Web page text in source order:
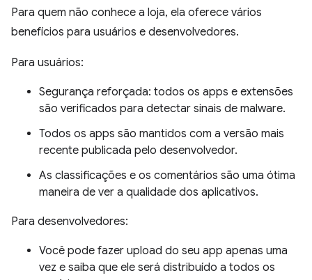
Para quem não conhece a loja, ela oferece vários
benefícios para usuários e desenvolvedores.
Para usuários:
Segurança reforçada: todos os apps e extensões
são verificados para detectar sinais de malware.
Todos os apps são mantidos com a versão mais
recente publicada pelo desenvolvedor.
As classificações e os comentários são uma ótima
maneira de ver a qualidade dos aplicativos.
Para desenvolvedores:
Você pode fazer upload do seu app apenas uma
vez e saiba que ele será distribuído a todos os